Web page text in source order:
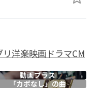
洋楽映画ドラマCM
動画プラス
「カポなし」の曲